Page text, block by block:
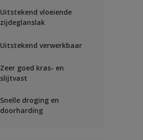
Uitstekend vloeiende
zijdeglanslak
Uitstekend verwerkbaar
Zeer goed kras- en
slijtvast
Snelle droging en
doorharding